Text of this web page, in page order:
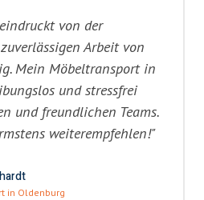
von der
Arbeit von
Mein Möbeltransport in
und stressfrei
und freundlichen Teams.
weiterempfehlen!"
in Oldenburg